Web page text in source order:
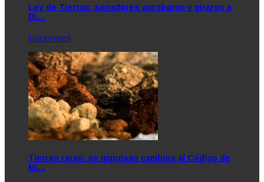
Ley de Tierras: senadores aprobaron y giraron a
Di…
Nacionales
Tierras raras: se impulsan cambios al Código de
Mi…